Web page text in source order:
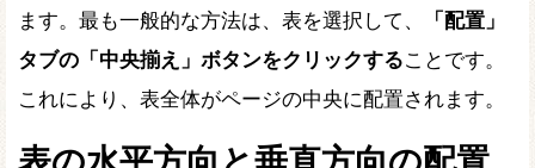
ます。最も一般的な方法は、表を選択して、
「配置」
タブの「中央揃え」ボタンをクリックすることです。
これにより、表全体がページの中央に配置されます。